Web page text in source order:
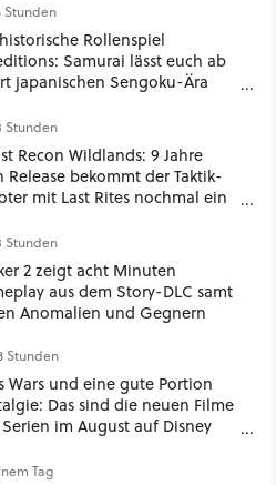
Stunden
Rollenspiel
Samurai lässt euch ab
japanischen Sengoku-Ära
Stunden
Recon Wildlands: 9 Jahre
Release bekommt der Taktik-
mit Last Rites nochmal ein
Stunden
2 zeigt acht Minuten
aus dem Story-DLC samt
Anomalien und Gegnern
Stunden
Wars und eine gute Portion
Das sind die neuen Filme
im August auf Disney
Tag